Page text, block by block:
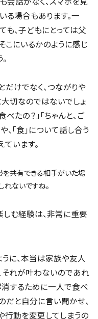
る場合もあります。一
も、子どもにとっては父
こにいるかのように感じ
けでなく、つながりや
切なのではないでしょ
たの？」「ちゃんと、ご
、「食」について話し合う
います。
を共有できる相手がいた場
ないですね。
む経験は、非常に重要
うに、本当は家族や友人
それが叶わないのであれ
するために一人で食べ
だと自分に言い聞かせ、
行動を変更してしまうの